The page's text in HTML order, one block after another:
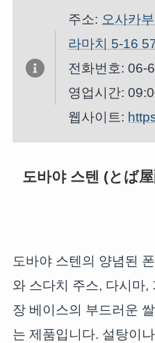
주소: 오사카
라마치 5-16
전화번호: 06-
영업시간:
웹사이트:
도바야 스텐 (とば
도바야 스텐의 양념된
와 스다치 주스, 다시마,
장 베이스의 부드러운
는 제품입니다. 설탕이